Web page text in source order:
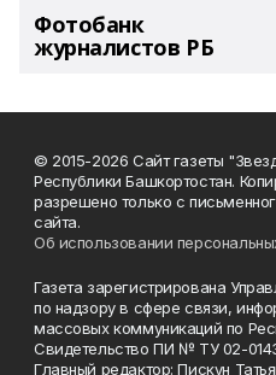
Фотобанк
журналистов РБ
© 2015-2026 Сайт газеты
Республики Башкортостан.
разрешено только с
сайта.
Об использовании
Газета зарегистрирована
по надзору в сфере связи,
массовых коммуникаций по
Свидетельство ПИ № ТУ 02-
Главный редактор: Пискун